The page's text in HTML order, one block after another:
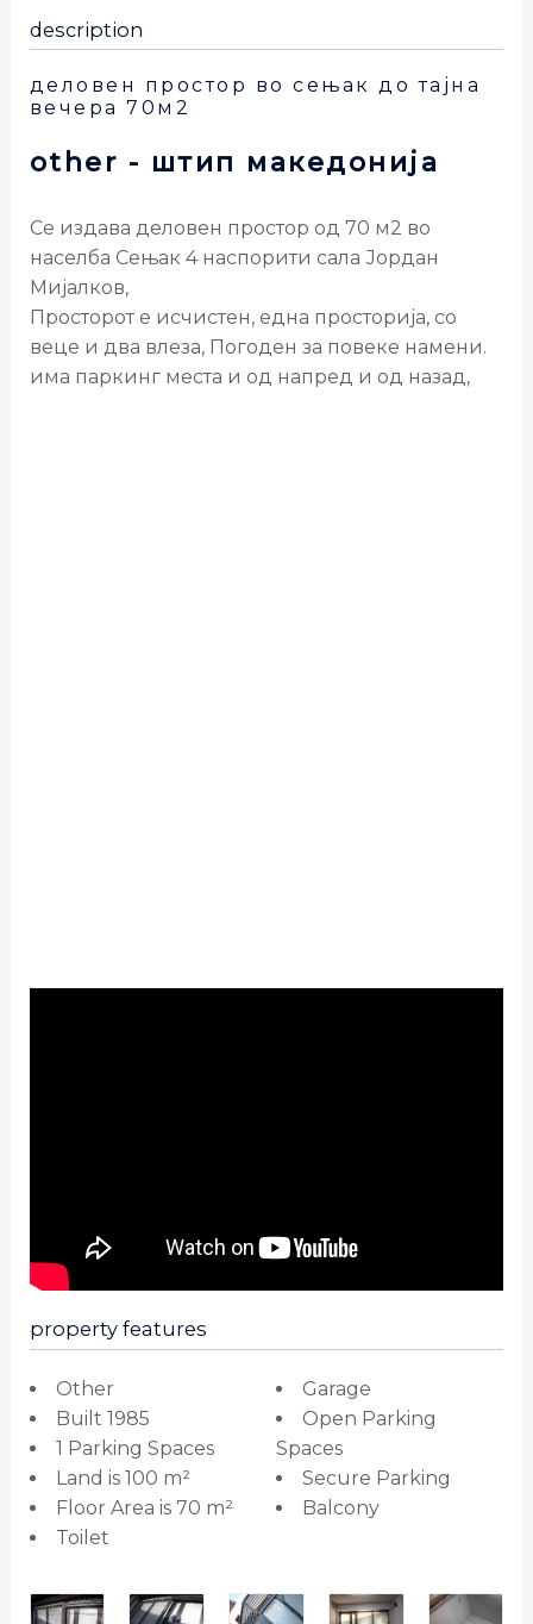
description
деловен простор во сењак до тајна
вечера 70м2
other - штип македонија
Се издава деловен простор од 70 м2 во
населба Сењак 4 наспорити сала Јордан
Мијалков,
Просторот е исчистен, една просторија, со
веце и два влеза, Погоден за повеке намени.
има паркинг места и од напред и од назад,
property features
Other
Built 1985
1 Parking Spaces
Land is 100 m²
Floor Area is 70 m²
Toilet
Garage
Open Parking
Spaces
Secure Parking
Balcony